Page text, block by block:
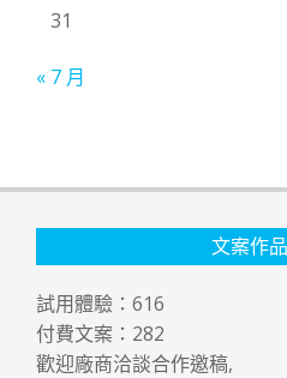
31
« 7 月
文案作
試用體驗： 616
付費文案： 282
歡迎廠商洽談合作邀稿,